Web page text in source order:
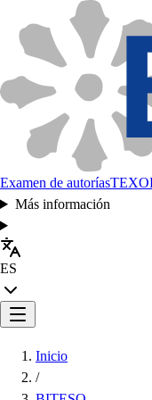
Examen de autorías
Más información
ES
Inicio
/